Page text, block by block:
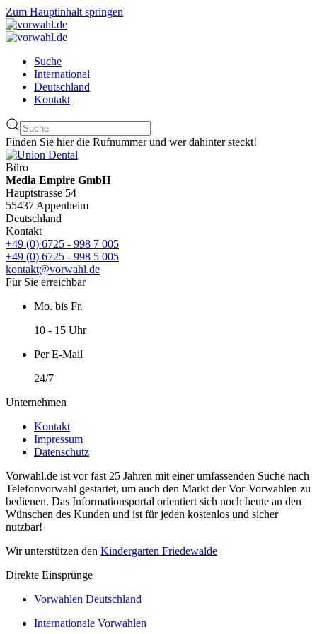
Zum Hauptinhalt springen
Suche
International
Deutschland
Kontakt
Finden Sie hier die Rufnummer und wer dahinter steckt!
Büro
Media Empire GmbH
Hauptstrasse 54
55437 Appenheim
Deutschland
Kontakt
+49 (0) 6725 - 998 7 005
+49 (0) 6725 - 998 5 005
kontakt@vorwahl.de
Für Sie erreichbar
Mo. bis Fr.
10 - 15 Uhr
Per E-Mail
24/7
Unternehmen
Kontakt
Impressum
Datenschutz
Vorwahl.de ist vor fast 25 Jahren mit einer umfassenden Suche nach
Telefonvorwahl gestartet, um auch den Markt der Vor-Vorwahlen zu
bedienen. Das Informationsportal orientiert sich noch heute an den
Wünschen des Kunden und ist für jeden kostenlos und sicher
nutzbar!
Wir unterstützen den Kindergarten Friedewalde
Direkte Einsprünge
Vorwahlen Deutschland
Internationale Vorwahlen